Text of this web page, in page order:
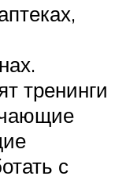
тренинги
с